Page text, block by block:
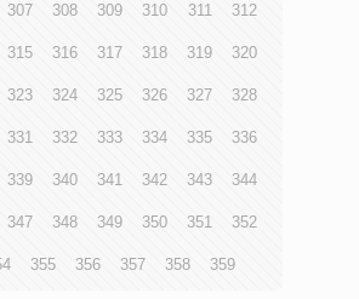
307 308 309 310 311 312
315 316 317 318 319 320
323 324 325 326 327 328
331 332 333 334 335 336
339 340 341 342 343 344
347 348 349 350 351 352
355 356 357 358 359